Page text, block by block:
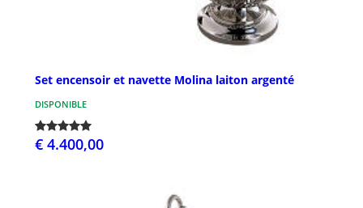
Set encensoir et navette Molina laiton argenté
DISPONIBLE
€ 4.400,00